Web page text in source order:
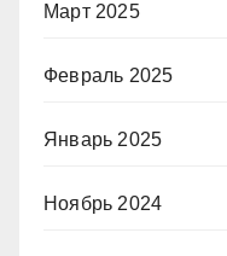
Март 2025
Февраль 2025
Январь 2025
Ноябрь 2024